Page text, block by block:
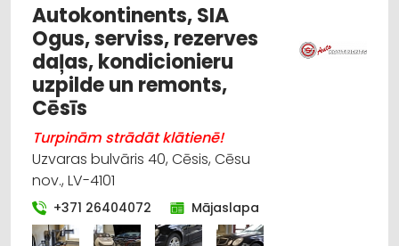
Autokontinents, SIA
Ogus, serviss, rezerves
daļas, kondicionieru
uzpilde un remonts,
Cēsīs
Turpinām strādāt klātienē!
Uzvaras bulvāris 40, Cēsis, Cēsu
nov., LV-4101
+371 26404072 Mājaslapa